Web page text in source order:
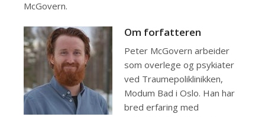
McGovern.
Om forfatteren
Peter McGovern arbeider
som overlege og psykiater
ved Traumepoliklinikken,
Modum Bad i Oslo. Han har
bred erfaring med